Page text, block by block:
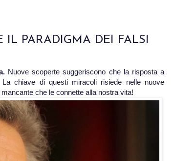
IL PARADIGMA DEI FALSI
Nuove scoperte suggeriscono che la risposta a
chiave di questi miracoli risiede nelle nuove
che le connette alla nostra vita!